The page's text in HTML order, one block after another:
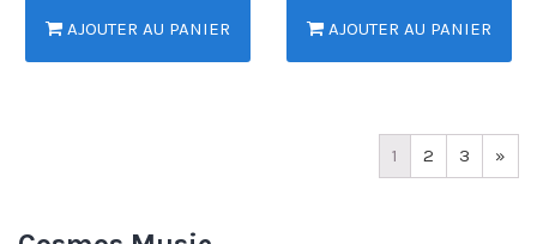
AJOUTER AU PANIER AJOUTER AU PANIER
1 2 3 »